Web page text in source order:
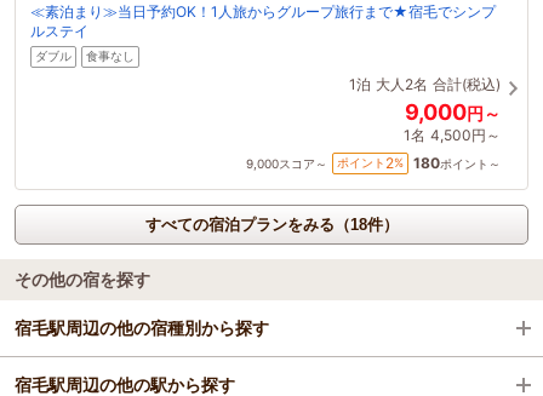
≪素泊まり≫当日予約OK！1人旅からグループ旅行まで★宿毛でシンプ
ルステイ
ダブル 食事なし
1泊 大人2名 合計(税込)
9,000円～
1名 4,500円～
9,000スコア～ ポイント 2% 180ポイント～
すべての宿泊プランをみる（18件）
その他の宿を探す
宿毛駅周辺の他の宿種別から探す
ビジネスホテル
宿毛駅周辺の他の駅から探す